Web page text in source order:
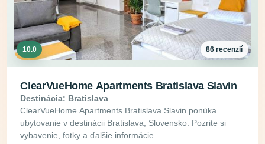
10.0 86 recenzií
ClearVueHome Apartments Bratislava Slavin
Destinácia: Bratislava
ClearVueHome Apartments Bratislava Slavin ponúka
ubytovanie v destinácii Bratislava, Slovensko. Pozrite si
vybavenie, fotky a ďalšie informácie.